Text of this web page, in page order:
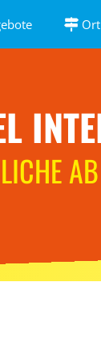
Ort